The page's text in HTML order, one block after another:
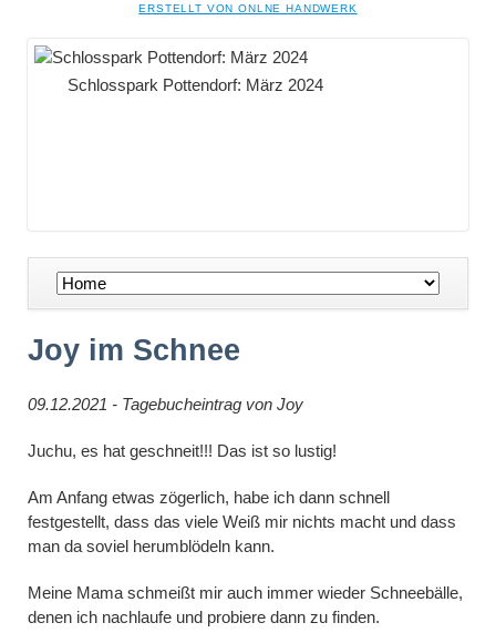
NAVIGATION
ERSTELLT VON ONLNE HANDWERK
Schlosspark Pottendorf: März 2024
Navigation
überspringen
Joy im Schnee
09.12.2021 - Tagebucheintrag von Joy
Juchu, es hat geschneit!!! Das ist so lustig!
Am Anfang etwas zögerlich, habe ich dann schnell
festgestellt, dass das viele Weiß mir nichts macht und dass
man da soviel herumblödeln kann.
Meine Mama schmeißt mir auch immer wieder Schneebälle,
denen ich nachlaufe und probiere dann zu finden.